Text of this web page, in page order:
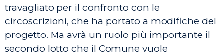
travagliato per il confronto con le
circoscrizioni, che ha portato a modifiche del
progetto. Ma avrà un ruolo più importante il
secondo lotto che il Comune vuole